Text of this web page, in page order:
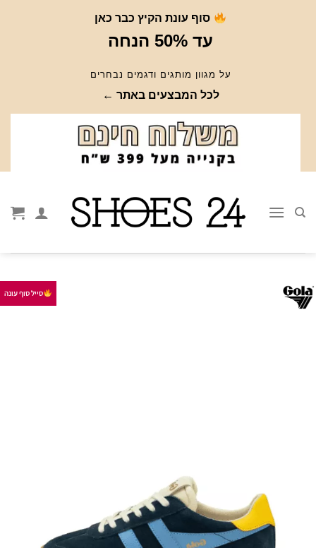
סוף עונת הקיץ כבר כאן
עד 50% הנחה
על מגוון מותגים ודגמים נבחרים
לכל המבצעים באתר ←
סייל סוף עונה